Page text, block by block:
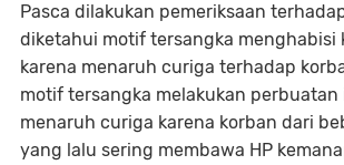
Pasca dilakukan pemeriksaan
diketahui motif tersangka menghabisi
karena menaruh curiga terhadap
motif tersangka melakukan perbuatan
menaruh curiga karena korban dari
yang lalu sering membawa HP